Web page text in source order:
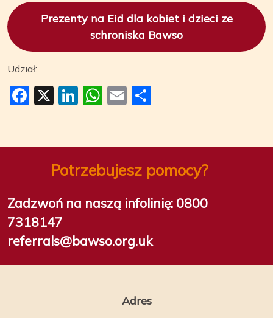
Prezenty na Eid dla kobiet i dzieci ze
schroniska Bawso
Udział:
Facebook
X LinkedIn
WhatsApp
Email
Potrzebujesz pomocy?
Zadzwoń na naszą infolinię: 0800
7318147
referrals@bawso.org.uk
Adres